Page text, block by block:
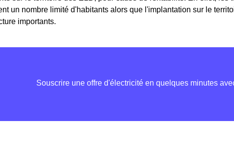
un nombre limité d'habitants alors que l'implantation sur le
importants.